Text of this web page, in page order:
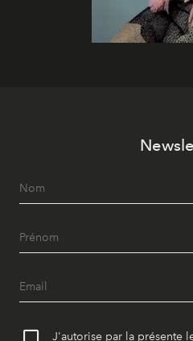
J'autorise par la présente